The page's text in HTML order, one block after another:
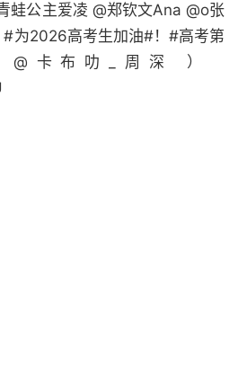
蛙公主爱凌 @郑钦文Ana @o张
#为2026高考生加油#！#高考第
@卡布叻_周深 ）